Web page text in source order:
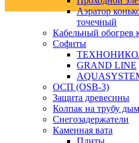
Аэратор
точечный
Кабельный обогрев
Софиты
GRAND LINE
ОСП (OSB-3)
Защита древесины
Колпак на трубу
Снегозадержатели
Каменная вата
Плиты